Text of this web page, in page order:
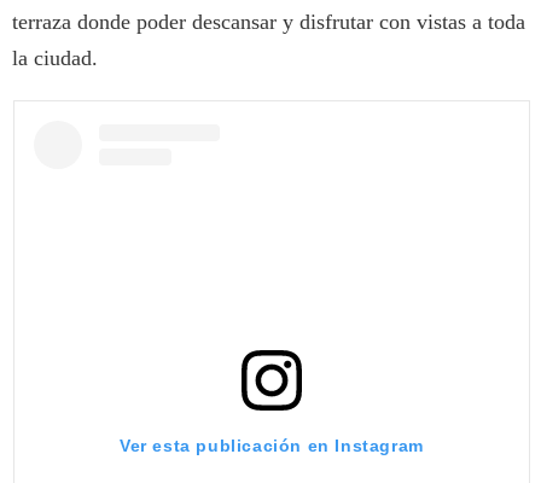
terraza donde poder descansar y disfrutar con vistas a toda
la ciudad.
Ver esta publicación en Instagram